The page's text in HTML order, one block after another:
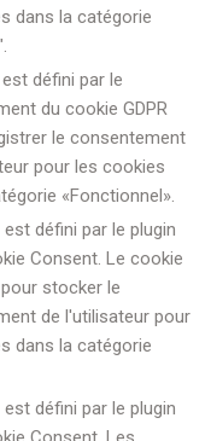
dans la catégorie
défini par le
du cookie GDPR
le consentement
pour les cookies
«Fonctionnel».
défini par le plugin
Consent. Le cookie
stocker le
de l'utilisateur pour
dans la catégorie
défini par le plugin